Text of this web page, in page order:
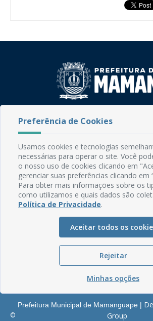
CEP: 58.280-000 - Mamanguape/PB
Email:
Expediente: Segunda à Sexta, das 08h às
Mapa do Site
Perguntas frequentes
Glossário
Serviços Internos
©
Prefeitura Municipal de Mamanguape |
Group
Preferência de Cookies
Usamos cookies e tecnologias
necessárias para operar o site. Você
o nosso uso de cookies clicando em
gerenciar suas preferências clicando em
Para obter mais informações sobre os
como utilizamos e quais dados são
Política de Privacidade.
Aceitar todos os
Rejeitar
Minhas opções